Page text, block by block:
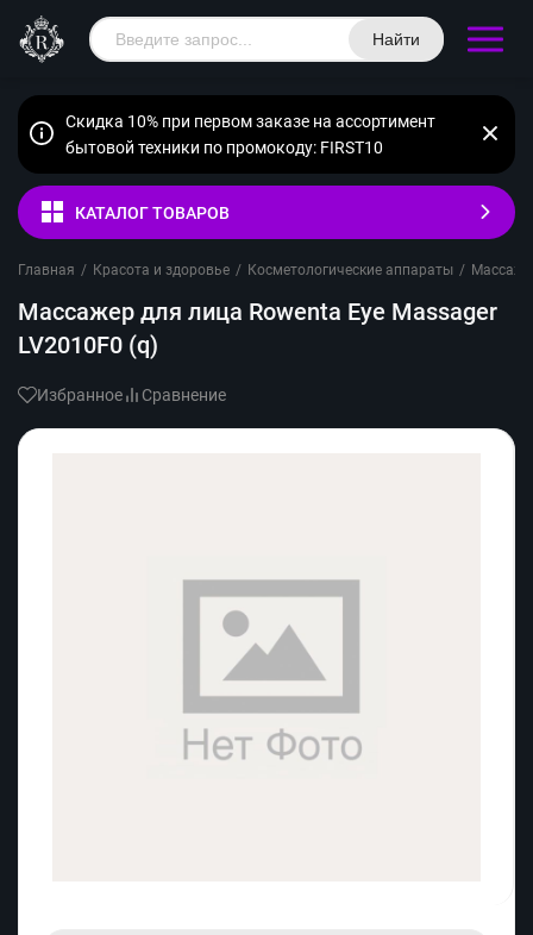
Найти
Скидка 10% при первом заказе на ассортимент
бытовой техники по промокоду: FIRST10
КАТАЛОГ ТОВАРОВ
Главная / Красота и здоровье / Косметологические аппараты /
Массажер для лица Rowenta Eye Massager
LV2010F0 (q)
Избранное Сравнение